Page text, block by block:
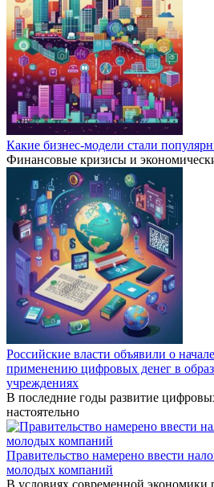
Какие бизнес-модели стали
Финансовые кризисы и
Российские власти объявили о
применению цифровых денег в
учреждениях
В последние годы развитие
настоятельно
Правительство намерено ввести
молодых компаний